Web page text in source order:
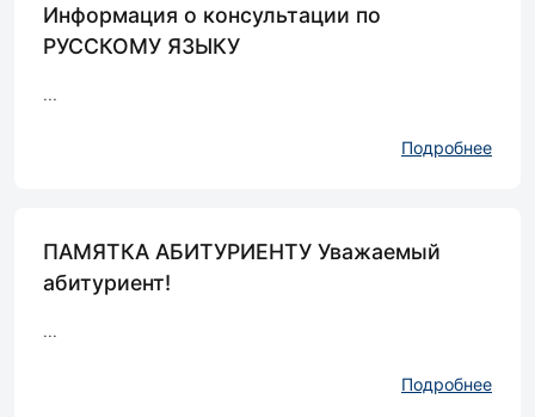
Информация о консультации по
РУССКОМУ ЯЗЫКУ
...
Подробнее
ПАМЯТКА АБИТУРИЕНТУ Уважаемый
абитуриент!
...
Подробнее